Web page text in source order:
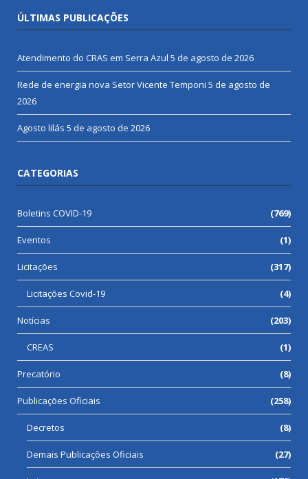
ÚLTIMAS PUBLICAÇÕES
Atendimento do CRAS em Serra Azul 5 de agosto de 2026
Rede de energia nova Setor Vicente Temponi 5 de agosto de
2026
Agosto lilás 5 de agosto de 2026
CATEGORIAS
Boletins COVID-19 (769)
Eventos (1)
Licitações (317)
Licitações Covid-19 (4)
Notícias (203)
CREAS (1)
Precatório (8)
Publicações Oficiais (258)
Decretos (8)
Demais Publicações Oficiais (27)